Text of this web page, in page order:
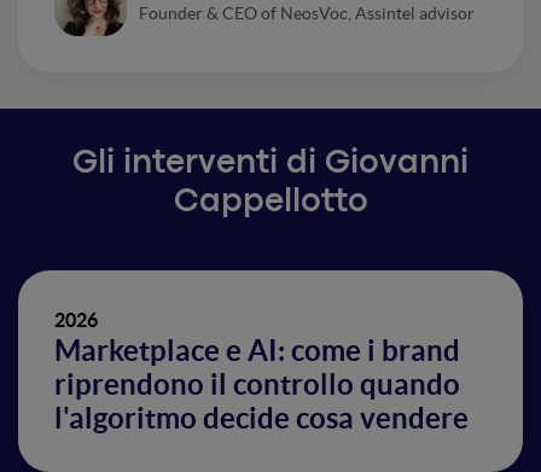
Founder & CEO of NeosVoc, Assintel advisor
Gli interventi di Giovanni
Cappellotto
2026
Marketplace e AI: come i brand
riprendono il controllo quando
l'algoritmo decide cosa vendere